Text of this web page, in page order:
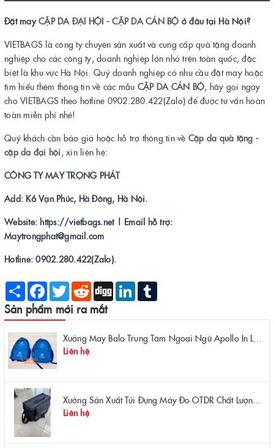
Đặt mayCẶP DA ĐẠI HỘI - CẶP DA CÁN BỘ ở đâu tại Hà Nội?
VIETBAGS là công ty chuyên sản xuất và cung cấp quà tặng doanh
nghiệp cho các công ty, doanh nghiệp lớn nhỏ trên toàn quốc, đặc
biệt là khu vực Hà Nội. Quý doanh nghiệp có nhu cầu đặt may hoặc
tìm hiểu thêm thông tin về các mẫu CẶP DA CÁN BỘ, hãy gọi ngay
cho VIETBAGS theo hotline 0902.280.422(Zalo) để được tư vấn hoàn
toàn miễn phí nhé!
Quý khách cần báo giá hoặc hỗ trợ thông tin về Cặp da quà tặng -
cặp da đại hội, xin liên hệ:
CÔNG TY MAY TRỌNG PHÁT
Add: K6 Vạn Phúc, Hà Đông, Hà Nội.
Website: https://vietbags.net | Email hỗ trợ:
Maytrongphat@gmail.com
Hotline: 0902.280.422(Zalo).
Share Facebook
Twitter Reddit Digg LinkedIn
Sản phẩm mới ra mắt
Xưởng May Balo Trung Tâm Ngoại Ngữ Apollo In Logo Giá Rẻ Tại Xưởng
Liên hệ
Xưởng Sản Xuất Túi Đựng Máy Đo OTDR Chất Lượng – Chống Va Đập, Giá Tận Xưởng
Liên hệ